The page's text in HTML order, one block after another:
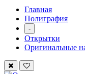
Главная
Полиграфия
-
Открытки
Оригинальные